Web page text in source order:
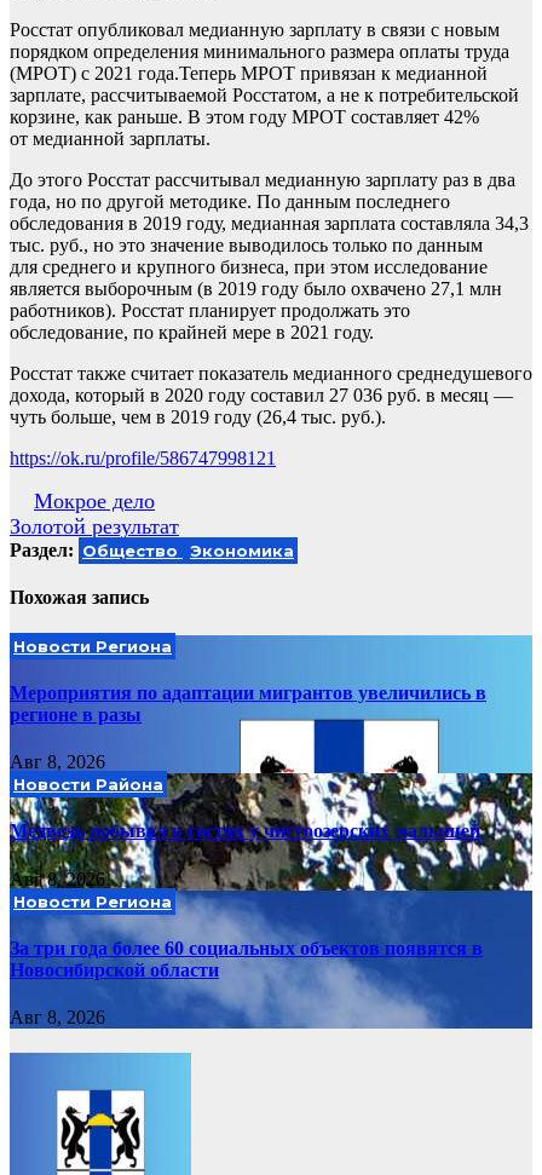
Росстат опубликовал медианную зарплату в связи с новым
порядком определения минимального размера оплаты труда
(МРОТ) с 2021 года.Теперь МРОТ привязан к медианной
зарплате, рассчитываемой Росстатом, а не к потребительской
корзине, как раньше. В этом году МРОТ составляет 42%
от медианной зарплаты.
До этого Росстат рассчитывал медианную зарплату раз в два
года, но по другой методике. По данным последнего
обследования в 2019 году, медианная зарплата составляла 34,3
тыс. руб., но это значение выводилось только по данным
для среднего и крупного бизнеса, при этом исследование
является выборочным (в 2019 году было охвачено 27,1 млн
работников). Росстат планирует продолжать это
обследование, по крайней мере в 2021 году.
Росстат также считает показатель медианного среднедушевого
дохода, который в 2020 году составил 27 036 руб. в месяц —
чуть больше, чем в 2019 году (26,4 тыс. руб.).
https://ok.ru/profile/586747998121
Навигация
по
записям
Мокрое дело
Золотой результат
Раздел: Общество Экономика
Похожая запись
Новости Региона
Мероприятия по адаптации мигрантов увеличились в
регионе в разы
Авг 8, 2026
Новости Района
Медведь побывал в гостях у чистоозерских малышей
Авг 8, 2026
Новости Региона
За три года более 60 социальных объектов появятся в
Новосибирской области
Авг 8, 2026